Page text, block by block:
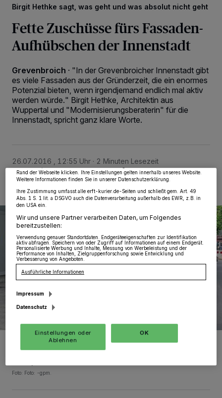
Birgit Hethke sagt, was geht und was absolut nicht geht
Fette Zuschüsse fürs Fassaden-
Aufhübschen der Innenstadt
Grevenbroich · "In der Grevenbroicher Innenstadt gibt
es viele Fassaden aus der Gründerzeit, die ein enormes
Potenzial bieten, wenn irgendjemand endlich mal aktiv
werden würde." Birgit Hethke, Architektin aus
Wuppertal und "Modernisierungsberaterin" für die
Innenstadt, spricht ganz klare Worte.
26.07.2016 , 12:55 Uhr 2 Minuten Lesezeit
Kennen sich mit schicker Fassade aus: Knud Gerdes (für die
Foto: Foto: -gpm.
Wir und unsere 218-Partner speichern und greifen auf personenbezogene Daten
wie Browserdaten oder eindeutige Kennungen auf Ihrem Gerät zu. Durch Auswahl
wieder aufrufen, um Ihre Einstellungen zu ändern oder Ihre Einwilligung zu
widerrufen, indem Sie auf den Link Einstellungen oder Ablehnen am unteren
Rand der Webseite klicken. Ihre Einstellungen gelten innerhalb unseres Website.
Weitere Informationen finden Sie in unserer Datenschutzerklärung.
Ihre Zustimmung umfasst alle erft-kurier.de-Seiten und schließt gem. Art. 49
Abs. 1 S. 1 lit. a DSGVO auch die Datenverarbeitung außerhalb des EWR, z.B. in
den USA ein.
Wir und unsere Partner verarbeiten Daten, um Folgendes
bereitzustellen:
Verwendung genauer Standortdaten. Endgeräteeigenschaften zur Identifikation
aktiv abfragen. Speichern von oder Zugriff auf Informationen auf einem Endgerät.
Personalisierte Werbung und Inhalte, Messung von Werbeleistung und der
Performance von Inhalten, Zielgruppenforschung sowie Entwicklung und
Verbesserung von Angeboten.
Ausführliche Informationen
Impressum
Datenschutz
Einstellungen oder
Ablehnen
OK